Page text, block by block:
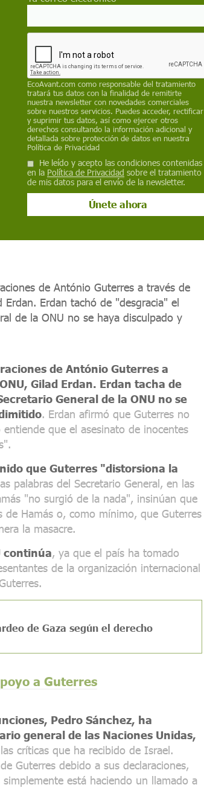
este asunto.
Seguridad, Guterres condenó los
Internacional y criticó a
en Oriente Próximo
Hamás y también recordó las raíces
los "horribles" ataques no surgieron de
de ocupación palestina y la
solución política.
palestino-israelí
Guterres
de António Guterres a través de
Erdan tachó de "desgracia" el
de la ONU no se haya disculpado y
de António Guterres a
Gilad Erdan. Erdan tacha de
General de la ONU no se
. Erdan afirmó que Guterres no
que el asesinato de inocentes
que Guterres "distorsiona la
palabras del Secretario General, en las
"no surgió de la nada", insinúan que
de Hamás o, como mínimo, que Guterres
la masacre.
continúa, ya que el país ha tomado
de la organización internacional
de Gaza según el derecho
a Guterres
Pedro Sánchez, ha
general de las Naciones Unidas,
críticas que ha recibido de Israel.
Guterres debido a sus declaraciones,
está haciendo un llamado a
EcoAvant.com como responsable del tratamiento
tratará tus datos con la finalidad de remitirte
nuestra newsletter con novedades comerciales
sobre nuestros servicios. Puedes acceder, rectificar
y suprimir tus datos, así como ejercer otros
derechos consultando la información adicional y
detallada sobre protección de datos en nuestra
Política de Privacidad
He leído y acepto las condiciones contenidas
en la Política de Privacidad sobre el tratamiento
de mis datos para el envío de la newsletter.